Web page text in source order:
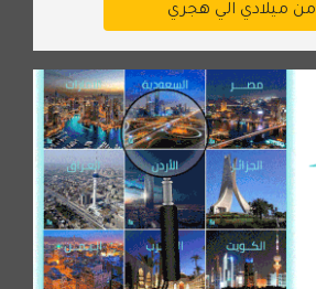
من ميلادي الي هجري